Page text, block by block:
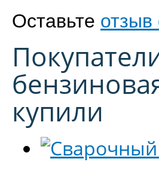
Оставьте
купили